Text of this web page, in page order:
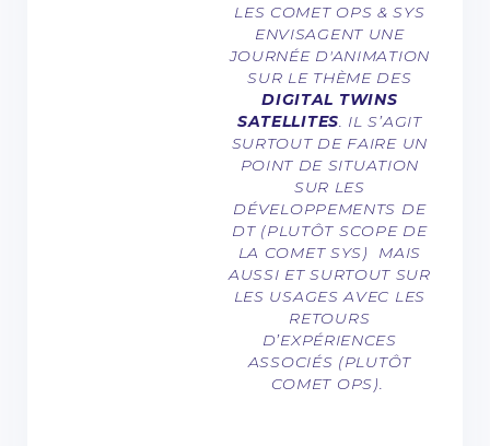
LES COMET OPS & SYS
ENVISAGENT UNE
JOURNÉE D'ANIMATION
SUR LE THÈME DES
DIGITAL TWINS
SATELLITES . IL S’AGIT
SURTOUT DE FAIRE UN
POINT DE SITUATION
SUR LES
DÉVELOPPEMENTS DE
DT (PLUTÔT SCOPE DE
LA COMET SYS) MAIS
AUSSI ET SURTOUT SUR
LES USAGES AVEC LES
RETOURS
D’EXPÉRIENCES
ASSOCIÉS (PLUTÔT
COMET OPS).